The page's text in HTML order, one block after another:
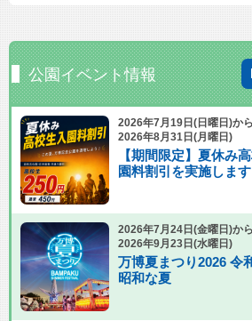
公園イベント情報
2026年7月19日(日曜日)から
2026年8月31日(月曜日)
【期間限定】夏休み
園料割引を実施します
2026年7月24日(金曜日)から
2026年9月23日(水曜日)
万博夏まつり2026 令
昭和な夏